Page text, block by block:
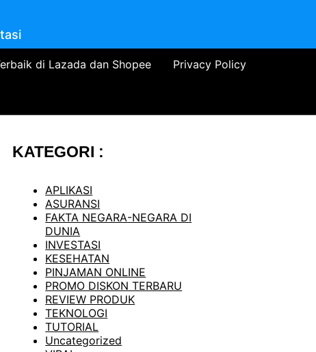
di Lazada dan Shopee Privacy Policy
KATEGORI :
APLIKASI
ASURANSI
FAKTA NEGARA-NEGARA DI
DUNIA
INVESTASI
KESEHATAN
PINJAMAN ONLINE
PROMO DISKON TERBARU
REVIEW PRODUK
TEKNOLOGI
TUTORIAL
Uncategorized